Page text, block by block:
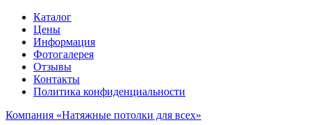
Каталог
Цены
Информация
Фотогалерея
Отзывы
Контакты
Политика конфиденциальности
Компания «Натяжные потолки для всех»